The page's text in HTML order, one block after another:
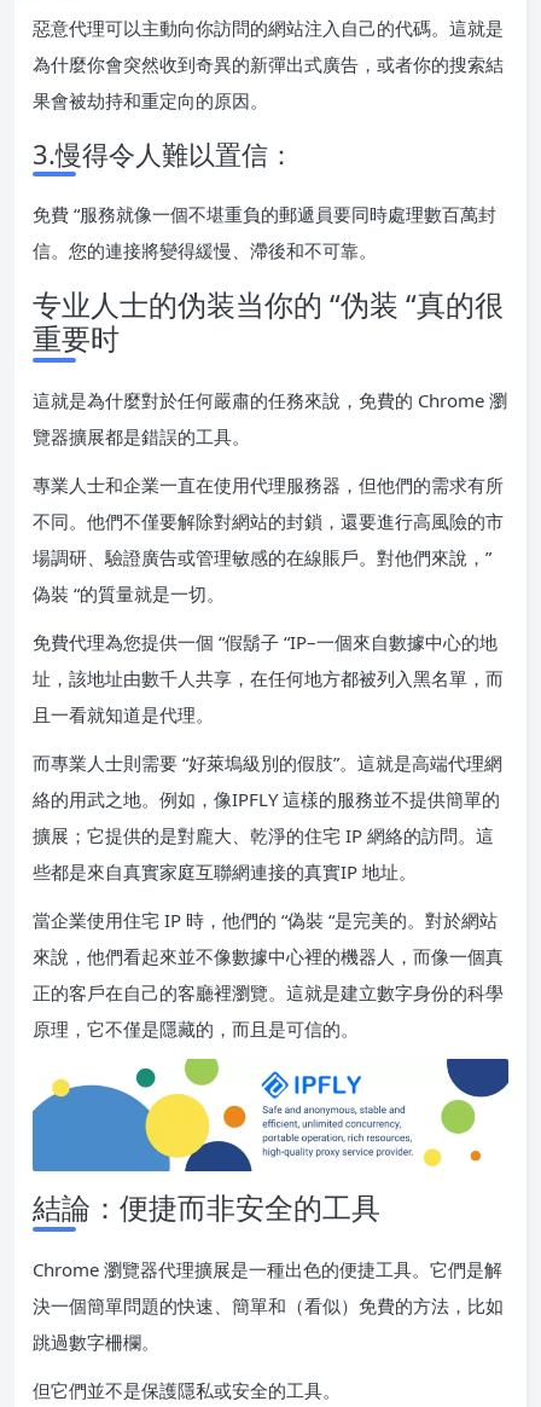
惡意代理可以主動向你訪問的網站注入自己的代碼。這就是
為什麼你會突然收到奇異的新彈出式廣告，或者你的搜索結
果會被劫持和重定向的原因。
3.慢得令人難以置信：
免費 “服務就像一個不堪重負的郵遞員要同時處理數百萬封
信。您的連接將變得緩慢、滯後和不可靠。
专业人士的伪装当你的 “伪装 “真的很
重要时
這就是為什麼對於任何嚴肅的任務來說，免費的 Chrome 瀏
覽器擴展都是錯誤的工具。
專業人士和企業一直在使用代理服務器，但他們的需求有所
不同。他們不僅要解除對網站的封鎖，還要進行高風險的市
場調研、驗證廣告或管理敏感的在線賬戶。對他們來說，”
偽裝 “的質量就是一切。
免費代理為您提供一個 “假鬍子 “IP–一個來自數據中心的地
址，該地址由數千人共享，在任何地方都被列入黑名單，而
且一看就知道是代理。
而專業人士則需要 “好萊塢級別的假肢”。這就是高端代理網
絡的用武之地。例如，像IPFLY 這樣的服務並不提供簡單的
擴展；它提供的是對龐大、乾淨的住宅 IP 網絡的訪問。這
些都是來自真實家庭互聯網連接的真實IP 地址。
當企業使用住宅 IP 時，他們的 “偽裝 “是完美的。對於網站
來說，他們看起來並不像數據中心裡的機器人，而像一個真
正的客戶在自己的客廳裡瀏覽。這就是建立數字身份的科學
原理，它不僅是隱藏的，而且是可信的。
結論：便捷而非安全的工具
Chrome 瀏覽器代理擴展是一種出色的便捷工具。它們是解
決一個簡單問題的快速、簡單和（看似）免費的方法，比如
跳過數字柵欄。
但它們並不是保護隱私或安全的工具。